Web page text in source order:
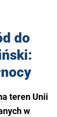
do
teren Unii
w